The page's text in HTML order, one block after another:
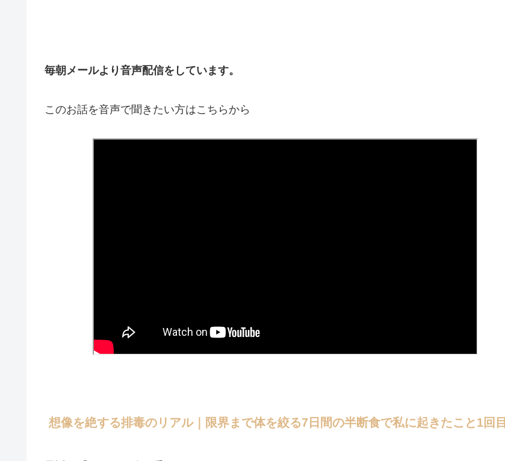
毎朝メールより音声配信をしています。
このお話を音声で聞きたい方はこちらから
想像を絶する排毒のリアル｜限界まで体を絞る7日間の半断食で私に起きたこと1回目